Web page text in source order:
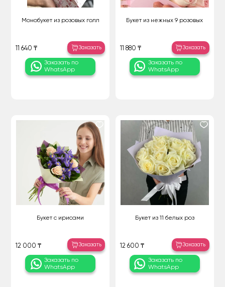
Монобукет из розовых голл
11 640 ₸ Заказать
Заказать по
WhatsApp
Букет из нежных 9 розовых
11 880 ₸ Заказать
Заказать по
WhatsApp
Букет с ирисами
12 000 ₸ Заказать
Заказать по
WhatsApp
Букет из 11 белых роз
12 600 ₸ Заказать
Заказать по
WhatsApp